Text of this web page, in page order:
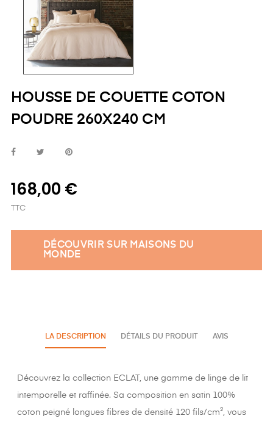
HOUSSE DE COUETTE COTON
POUDRE 260X240 CM
168,00 €
TTC
DÉCOUVRIR SUR MAISONS DU
MONDE
LA DESCRIPTION DÉTAILS DU PRODUIT AVIS
Découvrez la collection ECLAT, une gamme de linge de lit
intemporelle et raffinée. Sa composition en satin 100%
coton peigné longues fibres de densité 120 fils/cm², vous